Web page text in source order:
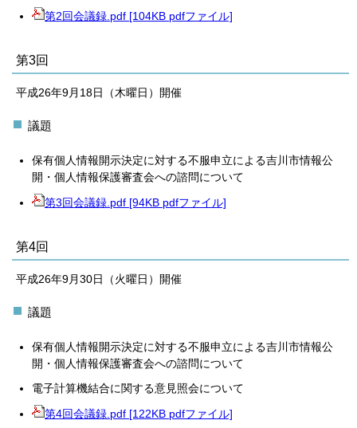
第2回会議録.pdf [104KB pdfファイル]
第3回
平成26年9月18日（木曜日）開催
議題
保有個人情報開示決定に対する不服申立による吉川市情報公
開・個人情報保護審査会への諮問について
第3回会議録.pdf [94KB pdfファイル]
第4回
平成26年9月30日（火曜日）開催
議題
保有個人情報開示決定に対する不服申立による吉川市情報公
開・個人情報保護審査会への諮問について
電子計算機結合に関する意見照会について
第4回会議録.pdf [122KB pdfファイル]